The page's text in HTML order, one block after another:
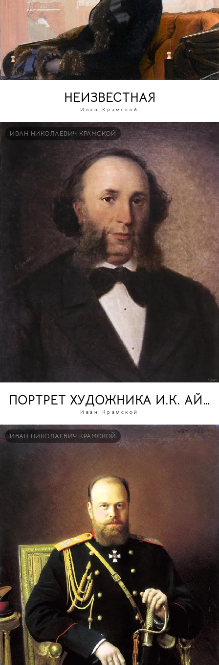
НЕИЗВЕСТНАЯ
Иван Крамской
ИВАН НИКОЛАЕВИЧ КРАМСКОЙ
ПОРТРЕТ ХУДОЖНИКА И.К.
Иван Крамской
ИВАН НИКОЛАЕВИЧ КРАМСКОЙ